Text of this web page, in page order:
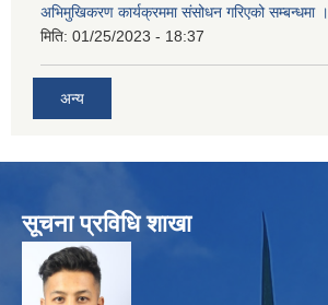
अभिमुखिकरण कार्यक्रममा संसोधन गरिएको सम्बन्धमा ।
मिति: 01/25/2023 - 18:37
अन्य
सूचना प्रविधि शाखा